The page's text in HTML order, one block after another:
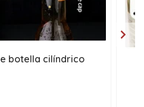
botella cilíndrico